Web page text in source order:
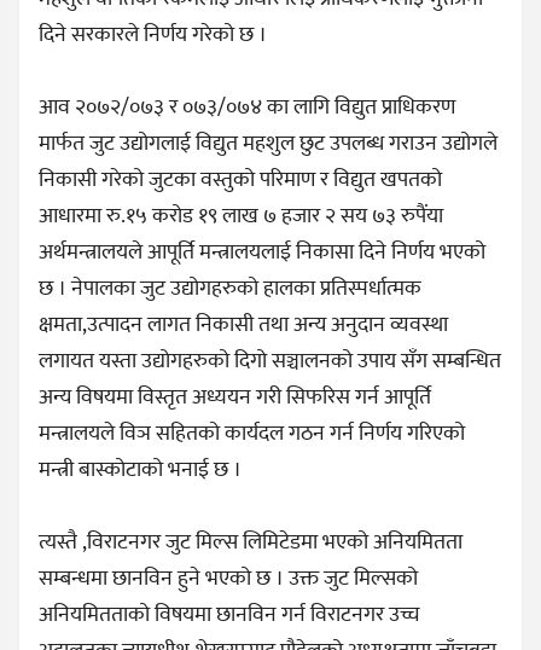
दिने सरकारले निर्णय गरेको छ ।
आव २०७२/०७३ र ०७३/०७४ का लागि विद्युत प्राधिकरण
मार्फत जुट उद्योगलाई विद्युत महशुल छुट उपलब्ध गराउन उद्योगले
निकासी गरेको जुटका वस्तुको परिमाण र विद्युत खपतको
आधारमा रु.१५ करोड १९ लाख ७ हजार २ सय ७३ रुपैंया
अर्थमन्त्रालयले आपूर्ति मन्त्रालयलाई निकासा दिने निर्णय भएको
छ । नेपालका जुट उद्योगहरुको हालका प्रतिस्पर्धात्मक
क्षमता,उत्पादन लागत निकासी तथा अन्य अनुदान व्यवस्था
लगायत यस्ता उद्योगहरुको दिगो सञ्चालनको उपाय सँग सम्बन्धित
अन्य विषयमा विस्तृत अध्ययन गरी सिफरिस गर्न आपूर्ति
मन्त्रालयले विञ सहितको कार्यदल गठन गर्न निर्णय गरिएको
मन्त्री बास्कोटाको भनाई छ ।
त्यस्तै ,विराटनगर जुट मिल्स लिमिटेडमा भएको अनियमितता
सम्बन्धमा छानविन हुने भएको छ । उक्त जुट मिल्सको
अनियमितताको विषयमा छानविन गर्न विराटनगर उच्च